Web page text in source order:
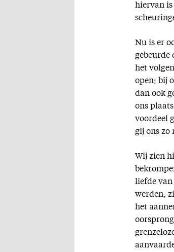
hiervan is
Nu is er
gebeurde
het
open; bij
dan ook
ons
voordeel
gij ons zo
Wij zien
liefde van
werden,
het